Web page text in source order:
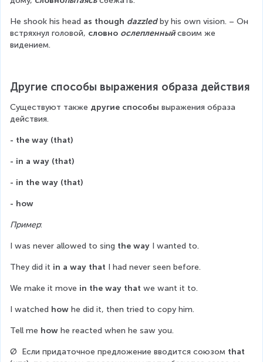
He shook his head as though dazzled by his own vision. – Он
встряхнул головой, словно ослепленный своим же
видением.
Другие способы выражения образа действия
Существуют также другие способы выражения образа
действия.
- the way (that)
- in a way (that)
- in the way (that)
- how
Пример:
I was never allowed to sing the way I wanted to.
They did it in a way that I had never seen before.
We make it move in the way that we want it to.
I watched how he did it, then tried to copy him.
Tell me how he reacted when he saw you.
Ø  Если придаточное предложение вводится союзом that